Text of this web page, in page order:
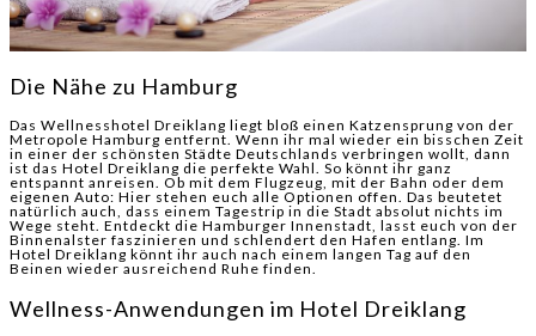
Die Nähe zu Hamburg
Das Wellnesshotel Dreiklang liegt bloß einen Katzensprung von der
Metropole Hamburg entfernt. Wenn ihr mal wieder ein bisschen Zeit
in einer der schönsten Städte Deutschlands verbringen wollt, dann
ist das Hotel Dreiklang die perfekte Wahl. So könnt ihr ganz
entspannt anreisen. Ob mit dem Flugzeug, mit der Bahn oder dem
eigenen Auto: Hier stehen euch alle Optionen offen. Das beutetet
natürlich auch, dass einem Tagestrip in die Stadt absolut nichts im
Wege steht. Entdeckt die Hamburger Innenstadt, lasst euch von der
Binnenalster faszinieren und schlendert den Hafen entlang. Im
Hotel Dreiklang könnt ihr auch nach einem langen Tag auf den
Beinen wieder ausreichend Ruhe finden.
Wellness-Anwendungen im Hotel Dreiklang